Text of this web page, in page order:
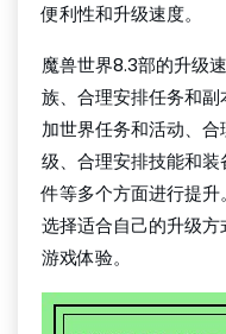
便利性和升级速度。
魔兽世界8.3部的升级
族、合理安排任务和
加世界任务和活动、
级、合理安排技能和
件等多个方面进行提
选择适合自己的升级
游戏体验。